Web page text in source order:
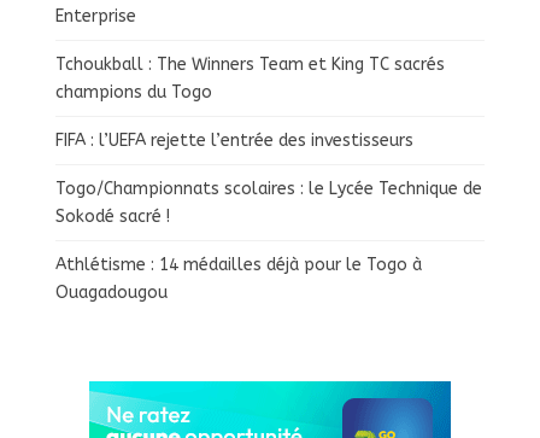
Enterprise
Tchoukball : The Winners Team et King TC sacrés
champions du Togo
FIFA : l’UEFA rejette l’entrée des investisseurs
Togo/Championnats scolaires : le Lycée Technique de
Sokodé sacré !
Athlétisme : 14 médailles déjà pour le Togo à
Ouagadougou